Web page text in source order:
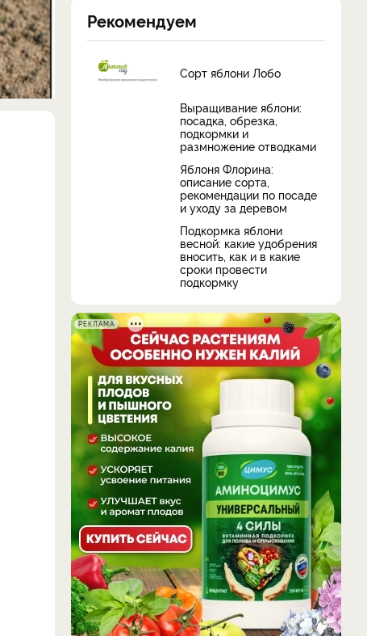
Рекомендуем
Сорт яблони Лобо
Выращивание яблони:
посадка, обрезка,
подкормки и
размножение отводками
Яблоня Флорина:
описание сорта,
рекомендации по посаде
и уходу за деревом
Подкормка яблони
весной: какие удобрения
вносить, как и в какие
сроки провести
подкормку
РЕКЛАМА